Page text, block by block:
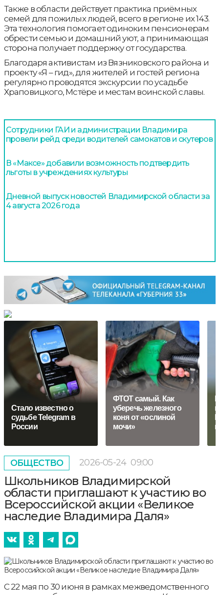
Также в области действует практика приёмных
семей для пожилых людей, всего в регионе их 143.
Эта технология помогает одиноким пенсионерам
обрести семью и домашний уют, а принимающая
сторона получает поддержку от государства.
Благодаря активистам из Вязниковского района и
проекту «Я – гид», для жителей и гостей региона
регулярно проводятся экскурсии по усадьбе
Храповицкого, Мстёре и местам воинской славы.
Сотрудники ГАИ и администрации Владимира
провели рейд среди водителей самокатов и скутеров
В «Максе» добавили возможность подтвердить
льготы в учреждениях культуры
Дневной выпуск новостей Владимирской области за
4 августа 2026 года
Стало известно о
судьбе Telegram в
России
ФТОТ самый. Как
уберечь железного
коня от «ослиной
мочи»
ОБЩЕСТВО 2026-05-24 09:00
Школьников Владимирской
области приглашают к участию во
Всероссийской акции «Великое
наследие Владимира Даля»
С 22 мая по 30 июня в рамках межведомственного